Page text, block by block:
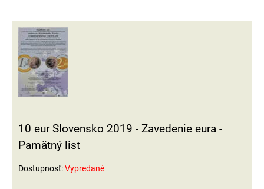
10 eur Slovensko 2019 - Zavedenie eura -
Pamätný list
Dostupnosť:Vypredané